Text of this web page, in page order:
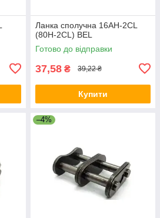
Ланка сполучна 16AH-2CL
(80H-2CL) BEL
Готово до відправки
37,58 ₴ 39,22 ₴
Купити
–4%